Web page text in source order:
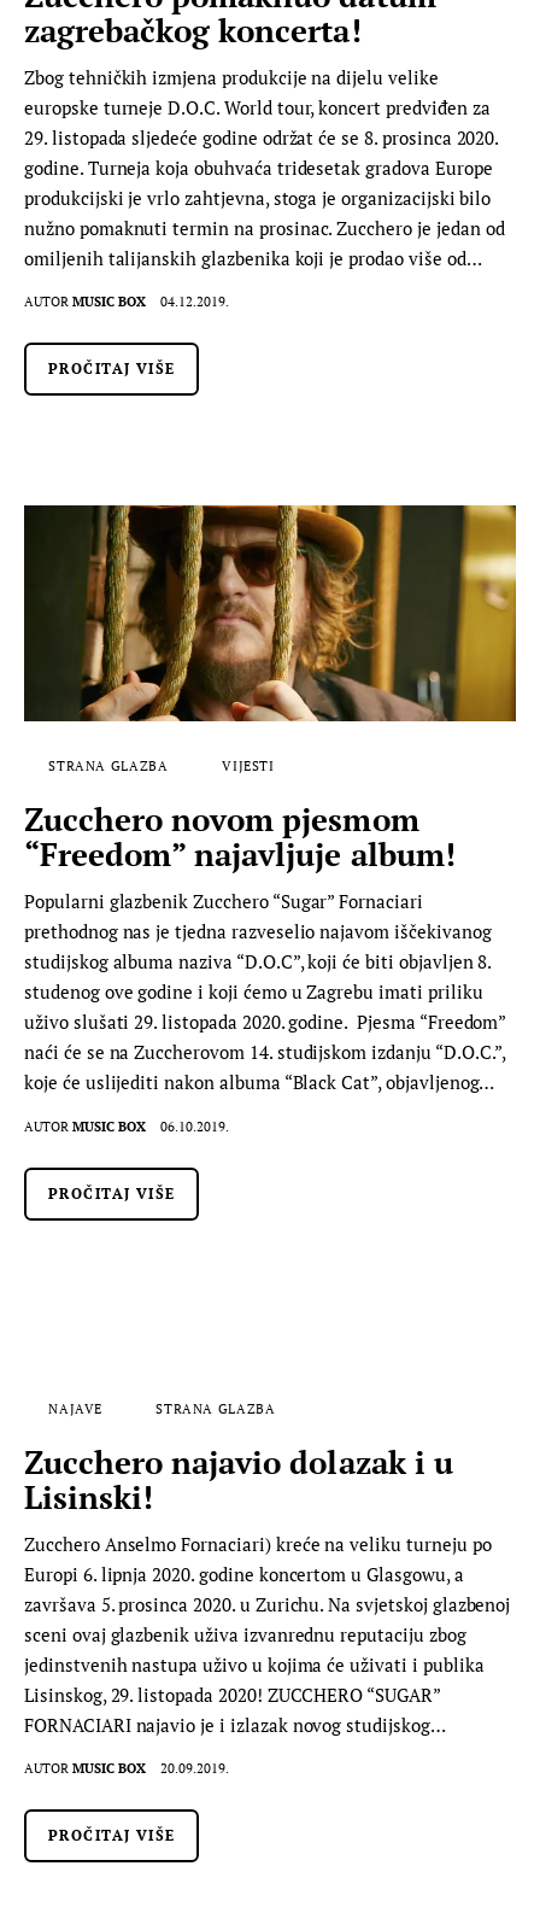
zagrebačkog koncerta!
Zbog tehničkih izmjena produkcije na dijelu velike
europske turneje D.O.C. World tour, koncert predviđen za
29. listopada sljedeće godine održat će se 8. prosinca 2020.
godine. Turneja koja obuhvaća tridesetak gradova Europe
produkcijski je vrlo zahtjevna, stoga je organizacijski bilo
nužno pomaknuti termin na prosinac. Zucchero je jedan od
omiljenih talijanskih glazbenika koji je prodao više od…
AUTOR MUSIC BOX 04.12.2019.
PROČITAJ VIŠE
STRANA GLAZBA VIJESTI
Zucchero novom pjesmom
“Freedom” najavljuje album!
Popularni glazbenik Zucchero “Sugar” Fornaciari
prethodnog nas je tjedna razveselio najavom iščekivanog
studijskog albuma naziva “D.O.C”, koji će biti objavljen 8.
studenog ove godine i koji ćemo u Zagrebu imati priliku
uživo slušati 29. listopada 2020. godine. Pjesma “Freedom”
naći će se na Zuccherovom 14. studijskom izdanju “D.O.C.”,
koje će uslijediti nakon albuma “Black Cat”, objavljenog…
AUTOR MUSIC BOX 06.10.2019.
PROČITAJ VIŠE
NAJAVE STRANA GLAZBA
Zucchero najavio dolazak i u
Lisinski!
Zucchero Anselmo Fornaciari) kreće na veliku turneju po
Europi 6. lipnja 2020. godine koncertom u Glasgowu, a
završava 5. prosinca 2020. u Zurichu. Na svjetskoj glazbenoj
sceni ovaj glazbenik uživa izvanrednu reputaciju zbog
jedinstvenih nastupa uživo u kojima će uživati i publika
Lisinskog, 29. listopada 2020! ZUCCHERO “SUGAR”
FORNACIARI najavio je i izlazak novog studijskog…
AUTOR MUSIC BOX 20.09.2019.
PROČITAJ VIŠE